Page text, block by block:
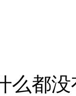
么都没